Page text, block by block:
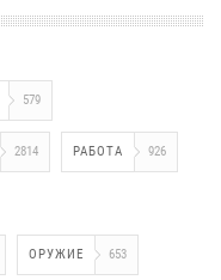
579
2814 РАБОТА 926
ОРУЖИЕ 653